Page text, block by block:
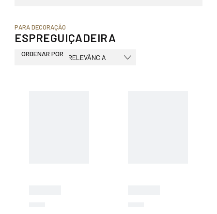
ORDENAR POR
PARA DECORAÇÃO
ESPREGUIÇADEIRA